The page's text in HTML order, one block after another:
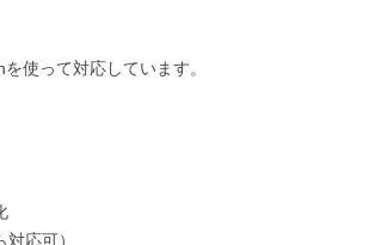
使って対応しています。
応可）